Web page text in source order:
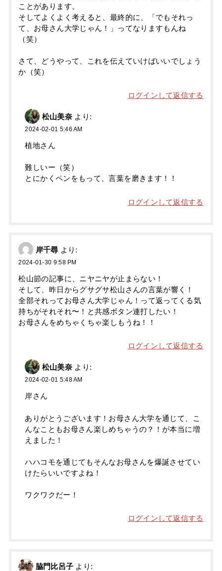
ことがあります。
そしてよくよく考えると、最終的に、「でもそれっ
て、お母さん大学じゃん！」ってなりますもんね
（笑）
さて、どうやって、これを伝えていけばいいでしょう
か（笑）
ログインして返信する
松山美奈 より:
2024-02-01 5:46 AM
植地さん
難しいー（笑）
とにかくペンをもって、言葉を磨きます！！
ログインして返信する
岸千尋 より:
2024-01-30 9:58 PM
松山節の記事に、ニヤニヤが止まらない！
そして、昨日からグサグサ松山さんの言葉が響く！
全部それってお母さん大学じゃん！って返ってくる気
持ちがそれそれ〜！と共感ボタン連打したい！
お母さんをめちゃくちゃ楽しもうね！！
ログインして返信する
松山美奈 より:
2024-02-01 5:48 AM
岸さん
ありがとうございます！お母さん大学を通じて、こ
んなこともお母さん楽しめちゃうの？！が本当に増
えました！
ハハコモを通じてもそんなお母さんを爆誕させてい
けたらいいですよね！
ワクワクだー！
ログインして返信する
脇門比呂子 より: